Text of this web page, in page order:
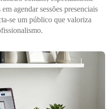
agendar sessões presenciais
se um público que valoriza